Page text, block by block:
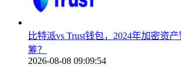
比特派vs Trust钱包，2024年加密资
筹？
2026-08-08 09:09:54